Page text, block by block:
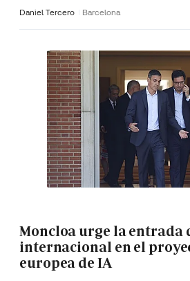
Daniel Tercero Barcelona
Moncloa urge la entrada
internacional en el
europea de IA